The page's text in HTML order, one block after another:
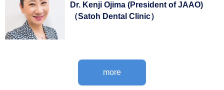
Dr. Kenji Ojima (President of JAAO)
（Satoh Dental Clinic）
more